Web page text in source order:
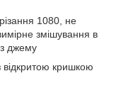
1080, не
змішування в
джему
відкритою кришкою